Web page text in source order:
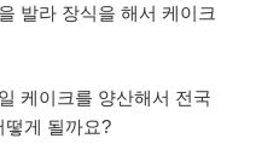
발라 장식을 해서 케이크
케이크를 양산해서 전국
떻게 될까요?